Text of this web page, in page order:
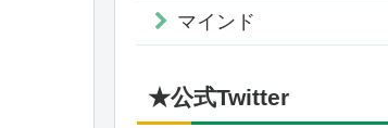
マインド
★公式Twitter